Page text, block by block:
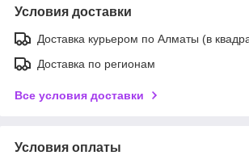
Условия доставки
Доставка курьером по Алматы (в
Доставка по регионам
Все условия доставки
Условия оплаты